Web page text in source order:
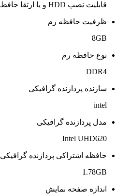
قابلیت نصب HDD و یا ارتقا حافطه SSD
ظرفیت حافظه رم
8GB
نوع حافظه رم
DDR4
سازنده پردازنده گرافیکی
intel
مدل پردازنده گرافیکی
Intel UHD620
حافظه اشتراکی پردازنده گرافیکی
1.78GB
اندازه صفحه نمایش